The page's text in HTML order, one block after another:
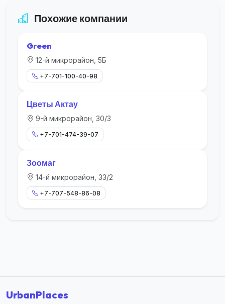
Похожие компании
Green
12-й микрорайон, 5Б
+7-701-100-40-98
Цветы Актау
9-й микрорайон, 30/3
+7-701-474-39-07
Зоомаг
14-й микрорайон, 33/2
+7-707-548-86-08
UrbanPlaces